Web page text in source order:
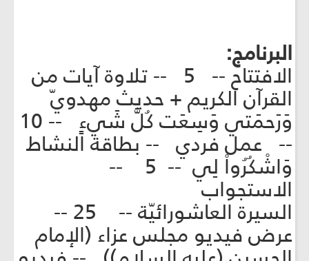
البرنامج:
الافتتاح -- 5 -- تلاوة آيات من
القرآن الكريم + حديث مهدويّ
وَرَحمَتي وَسِعَت كُلَّ شَيءٍ -- 10
-- عمل فردي -- بطاقة النشاط
وَاشْكُرُواْ لِي -- 5 --
الاستجواب
السيرة العاشورائيّة -- 25 --
عرض فيديو مجلس عزاء (الإمام